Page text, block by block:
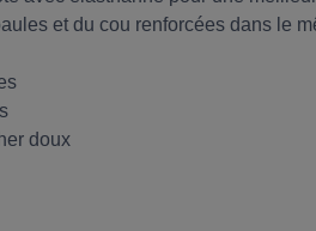
et du cou renforcées dans le
doux